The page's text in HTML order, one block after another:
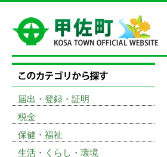
届出・登録・証明
税金
保健・福祉
生活・くらし・環境